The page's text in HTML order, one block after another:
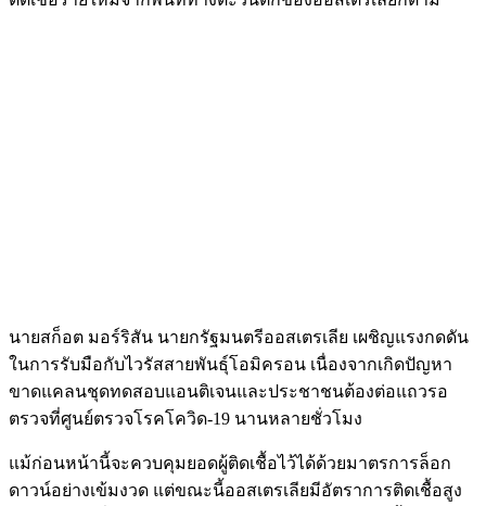
นายสก็อต มอร์ริสัน นายกรัฐมนตรีออสเตรเลีย เผชิญแรงกดดัน
ในการรับมือกับไวรัสสายพันธุ์โอมิครอน เนื่องจากเกิดปัญหา
ขาดแคลนชุดทดสอบแอนติเจนและประชาชนต้องต่อแถวรอ
ตรวจที่ศูนย์ตรวจโรคโควิด-19 นานหลายชั่วโมง
แม้ก่อนหน้านี้จะควบคุมยอดผู้ติดเชื้อไว้ได้ด้วยมาตรการล็อก
ดาวน์อย่างเข้มงวด แต่ขณะนี้ออสเตรเลียมีอัตราการติดเชื้อสูง